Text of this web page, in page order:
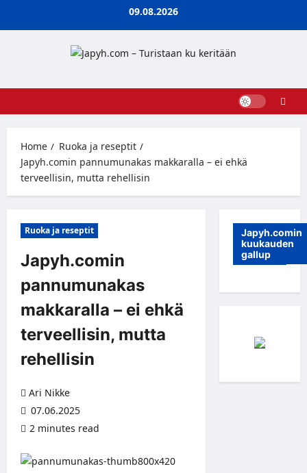
09.08.2026
Home
Ruoka ja reseptit
Japyh.comin pannumunakas makkaralla – ei ehkä
terveellisin, mutta rehellisin
Ruoka ja reseptit
Japyh.comin
pannumunakas
makkaralla – ei ehkä
terveellisin, mutta
rehellisin
Ari Nikke
07.06.2025
2 minutes read
Japyh.comin
kuukauden
gallup